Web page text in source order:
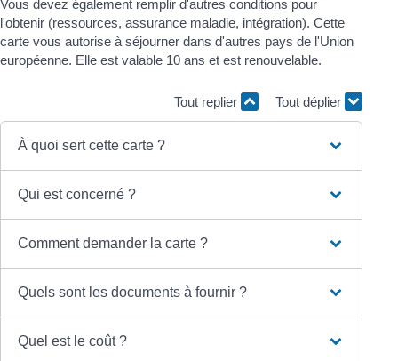
Vous devez également remplir d'autres conditions pour
l'obtenir (ressources, assurance maladie, intégration). Cette
carte vous autorise à séjourner dans d'autres pays de l'Union
européenne. Elle est valable 10 ans et est renouvelable.
Tout replier Tout déplier
À quoi sert cette carte ?
Qui est concerné ?
Comment demander la carte ?
Quels sont les documents à fournir ?
Quel est le coût ?